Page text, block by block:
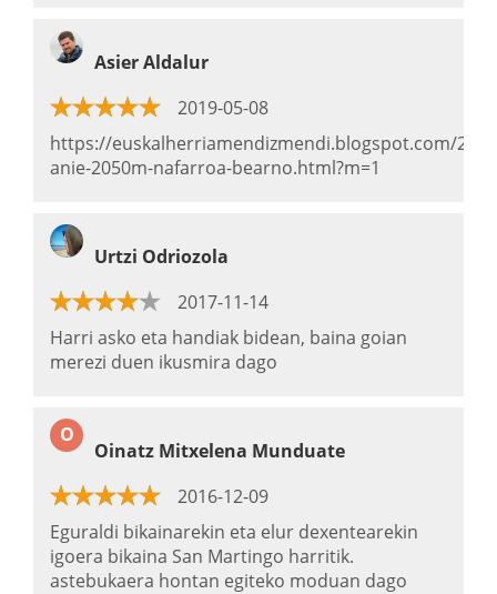
Asier Aldalur
2019-05-08
https://euskalherriamendizmendi.blogspot.com/
anie-2050m-nafarroa-bearno.html?m=1
Urtzi Odriozola
2017-11-14
Harri asko eta handiak bidean, baina goian
merezi duen ikusmira dago
O
Oinatz Mitxelena Munduate
2016-12-09
Eguraldi bikainarekin eta elur dexentearekin
igoera bikaina San Martingo harritik.
astebukaera hontan egiteko moduan dago